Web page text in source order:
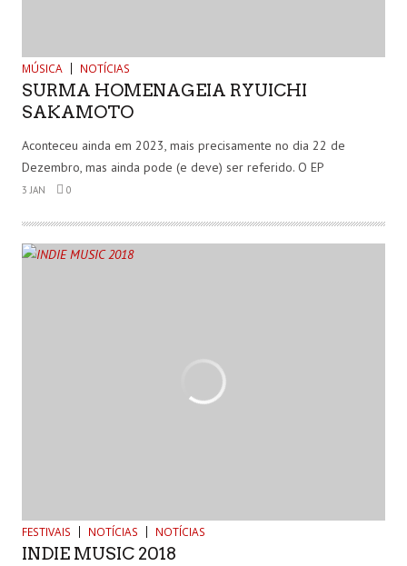
MÚSICA NOTÍCIAS
SURMA HOMENAGEIA RYUICHI
SAKAMOTO
Aconteceu ainda em 2023, mais precisamente no dia 22 de
Dezembro, mas ainda pode (e deve) ser referido. O EP
3 JAN 0
FESTIVAIS NOTÍCIAS NOTÍCIAS
INDIE MUSIC 2018